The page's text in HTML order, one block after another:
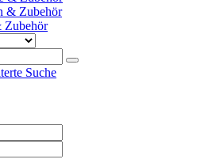
& Zubehör
Zubehör
Suche